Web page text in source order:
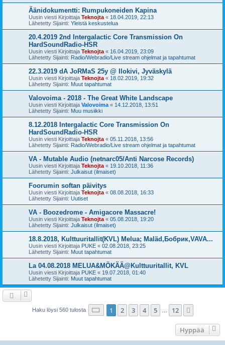
Äänidokumentti: Rumpukoneiden Kapina
Uusin viesti Kirjoittaja Teknojta « 18.04.2019, 22:13
Lähetetty Sijainti: Yleistä keskustelua
20.4.2019 2nd Intergalactic Core Transmission On
HardSoundRadio-HSR
Uusin viesti Kirjoittaja Teknojta « 16.04.2019, 23:09
Lähetetty Sijainti: Radio/Webradio/Live stream ohjelmat ja tapahtumat
22.3.2019 dA JoRMaS 25y @ Ilokivi, Jyväskylä
Uusin viesti Kirjoittaja Teknojta « 18.02.2019, 19:32
Lähetetty Sijainti: Muut tapahtumat
Valovoima - 2018 - The Great White Landscape
Uusin viesti Kirjoittaja Valovoima « 14.12.2018, 13:51
Lähetetty Sijainti: Muu musiikki
8.12.2018 Intergalactic Core Transmission On
HardSoundRadio-HSR
Uusin viesti Kirjoittaja Teknojta « 05.11.2018, 13:56
Lähetetty Sijainti: Radio/Webradio/Live stream ohjelmat ja tapahtumat
VA - Mutable Audio (netnarc05/Anti Narcose Records)
Uusin viesti Kirjoittaja Teknojta « 19.10.2018, 11:36
Lähetetty Sijainti: Julkaisut (ilmaiset)
Foorumin softan päivitys
Uusin viesti Kirjoittaja Teknojta « 08.08.2018, 16:33
Lähetetty Sijainti: Uutiset
VA - Boozedrome - Amigacore Massacre!
Uusin viesti Kirjoittaja Teknojta « 05.08.2018, 19:20
Lähetetty Sijainti: Julkaisut (ilmaiset)
18.8.2018, Kulttuuritallit(KVL) Melua; Maläd,Бобрик,VAVA...
Uusin viesti Kirjoittaja PUKE « 02.08.2018, 23:25
Lähetetty Sijainti: Muut tapahtumat
La 04.08.2018 MELUA&MÖKÄÄ@Kulttuuritallit, KVL
Uusin viesti Kirjoittaja PUKE « 19.07.2018, 01:40
Lähetetty Sijainti: Muut tapahtumat
Haku löysi 560 tulosta Sivu /12
1 2 3 4 5 12
Hyppää